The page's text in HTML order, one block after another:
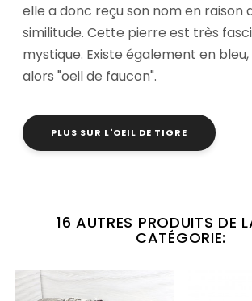
elle a donc reçu son nom en raison
similitude. Cette pierre est très
mystique. Existe également en
alors "oeil de faucon".
PLUS SUR L'OEIL DE TIGRE
16 AUTRES PRODUITS DE
CATÉGORIE: